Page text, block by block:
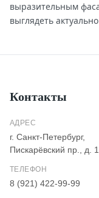
выразительным
выглядеть
Контакты
АДРЕС
г. Санкт-Петербург,
Пискарёвский пр., д.
ТЕЛЕФОН
8 (921) 422-99-99